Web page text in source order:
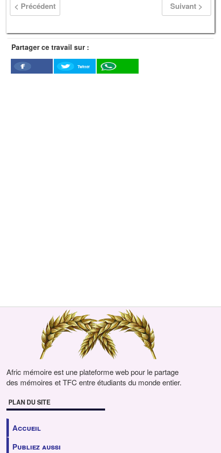
< Précédent Suivant >
Partager ce travail sur :
Facebook
Twitter
Afric mémoire est une plateforme web pour le partage
des mémoires et TFC entre étudiants du monde entier.
PLAN DU SITE
Accueil
Publiez aussi